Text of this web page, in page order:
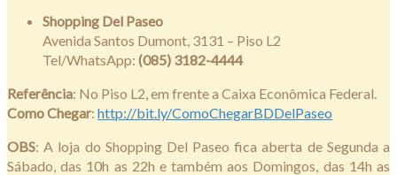
Shopping Del Paseo
Avenida Santos Dumont, 3131 – Piso L2
Tel/WhatsApp: (085) 3182-4444
Referência: No Piso L2, em frente a Caixa Econômica Federal.
Como Chegar: http://bit.ly/ComoChegarBDDelPaseo
OBS: A loja do Shopping Del Paseo fica aberta de Segunda a
Sábado, das 10h as 22h e também aos Domingos, das 14h as